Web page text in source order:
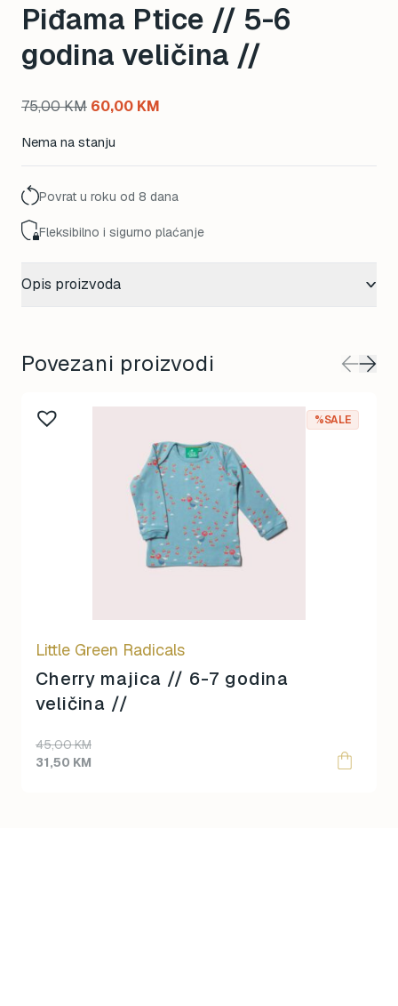
Piđama Ptice // 5-6
godina veličina //
75,00KM Original
60,00 KM
Nema na stanju
Povrat u roku od 8 dana
Fleksibilno i sigurno plaćanje
Opis proizvoda
Povezani proizvodi
%SALE
Little Green Radicals
Cherry majica // 6-7 godina
veličina //
45,00KM
Original
price
31,50 KM
Current
price